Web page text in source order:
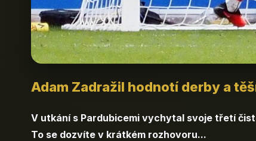
Adam Zadražil hodnotí derby a
V utkání s Pardubicemi vychytal svoje třetí
To se dozvíte v krátkém rozhovoru...